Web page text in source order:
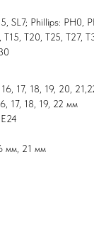
SL7; Phillips: PH0,
T20, T25, T27,
16, 17, 18, 19, 20,
17, 18, 19, 22 мм
мм, 21 мм